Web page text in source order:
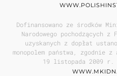
Dofinansowano ze środków
Narodowego pochodzących
uzyskanych z dopłat
monopolem państwa,
19 listopada 2009 r.